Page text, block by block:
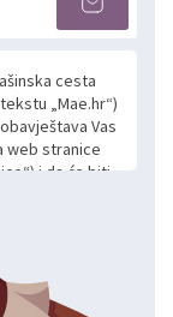
cesta
„Mae.hr“)
Vas
web stranice
i da će biti
se da
i daljnju
Mae.hr
i daljnje
obrazac.
te ovu